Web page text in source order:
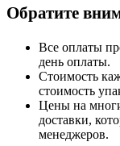
Обратите
Все оплаты
день оплаты.
Стоимость
стоимость
Цены на
доставки,
менеджеров.